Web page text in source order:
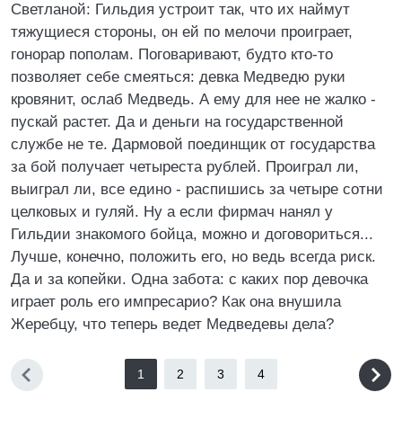
Светланой: Гильдия устроит так, что их наймут
тяжущиеся стороны, он ей по мелочи проиграет,
гонорар пополам. Поговаривают, будто кто-то
позволяет себе смеяться: девка Медведю руки
кровянит, ослаб Медведь. А ему для нее не жалко -
пускай растет. Да и деньги на государственной
службе не те. Дармовой поединщик от государства
за бой получает четыреста рублей. Проиграл ли,
выиграл ли, все едино - распишись за четыре сотни
целковых и гуляй. Ну а если фирмач нанял у
Гильдии знакомого бойца, можно и договориться...
Лучше, конечно, положить его, но ведь всегда риск.
Да и за копейки. Одна забота: с каких пор девочка
играет роль его импресарио? Как она внушила
Жеребцу, что теперь ведет Медведевы дела?
1 2 3 4